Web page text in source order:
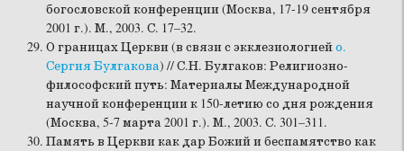
богословской конференции (Москва, 17-19 сентября
2001 г.). М., 2003. С. 17–32.
О границах Церкви (в связи с экклезиологиейо.
Сергия Булгакова) // С.Н. Булгаков: Религиозно-
философский путь: Материалы Международной
научной конференции к 150-летию со дня рождения
(Москва, 5-7 марта 2001 г.). М., 2003. С. 301–311.
Память в Церкви как дар Божий и беспамятство как